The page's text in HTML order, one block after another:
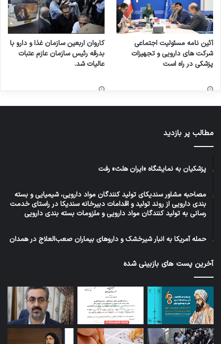
آئین نامه مسئولیت اجتماعی
شرکت های دارویی و تجهیزات
پزشکی در راه است
کاروان اربعین سازمان غذا و دارو با
بدرقه رئیس سازمان عازم عتبات
عالیات شد.
مطالب پر بازدید
پزشکیان به نمایشگاه «ایران هلث» رفت
مصاحبه مشاور سندیکای تولید کنندگان مواد دارویی، شیمیایی و بسته
بندی دارویی از روند تولید و اقدامات دبیرخانه سندیکا در راستای خدمت
رسانی به تولید کنندگان مواد دارویی و ملزومات بسته بندی دارویی
حمله آمریکا به انبار شیرخشک و داروهای بیماران صعب‌العلاج در همدان
آخرین پست های بازبینی شده